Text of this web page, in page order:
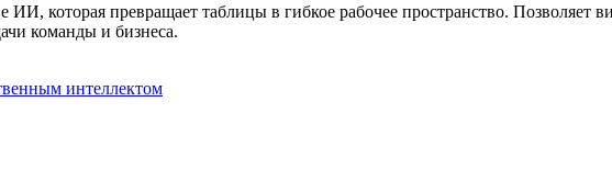
которая превращает таблицы в гибкое рабочее пространство. Позволяет
команды и бизнеса.
интеллектом